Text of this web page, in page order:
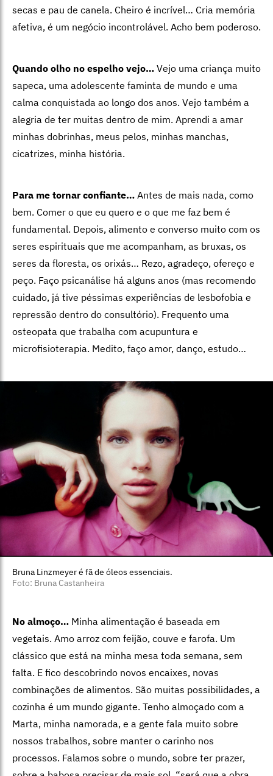
secas e pau de canela. Cheiro é incrível… Cria memória
afetiva, é um negócio incontrolável. Acho bem poderoso.
Quando olho no espelho vejo… Vejo uma criança muito
sapeca, uma adolescente faminta de mundo e uma
calma conquistada ao longo dos anos. Vejo também a
alegria de ter muitas dentro de mim. Aprendi a amar
minhas dobrinhas, meus pelos, minhas manchas,
cicatrizes, minha história.
Para me tornar confiante… Antes de mais nada, como
bem. Comer o que eu quero e o que me faz bem é
fundamental. Depois, alimento e converso muito com os
seres espirituais que me acompanham, as bruxas, os
seres da floresta, os orixás… Rezo, agradeço, ofereço e
peço. Faço psicanálise há alguns anos (mas recomendo
cuidado, já tive péssimas experiências de lesbofobia e
repressão dentro do consultório). Frequento uma
osteopata que trabalha com acupuntura e
microfisioterapia. Medito, faço amor, danço, estudo…
Bruna Linzmeyer é fã de óleos essenciais.
Foto: Bruna Castanheira
No almoço… Minha alimentação é baseada em
vegetais. Amo arroz com feijão, couve e farofa. Um
clássico que está na minha mesa toda semana, sem
falta. E fico descobrindo novos encaixes, novas
combinações de alimentos. São muitas possibilidades, a
cozinha é um mundo gigante. Tenho almoçado com a
Marta, minha namorada, e a gente fala muito sobre
nossos trabalhos, sobre manter o carinho nos
processos. Falamos sobre o mundo, sobre ter prazer,